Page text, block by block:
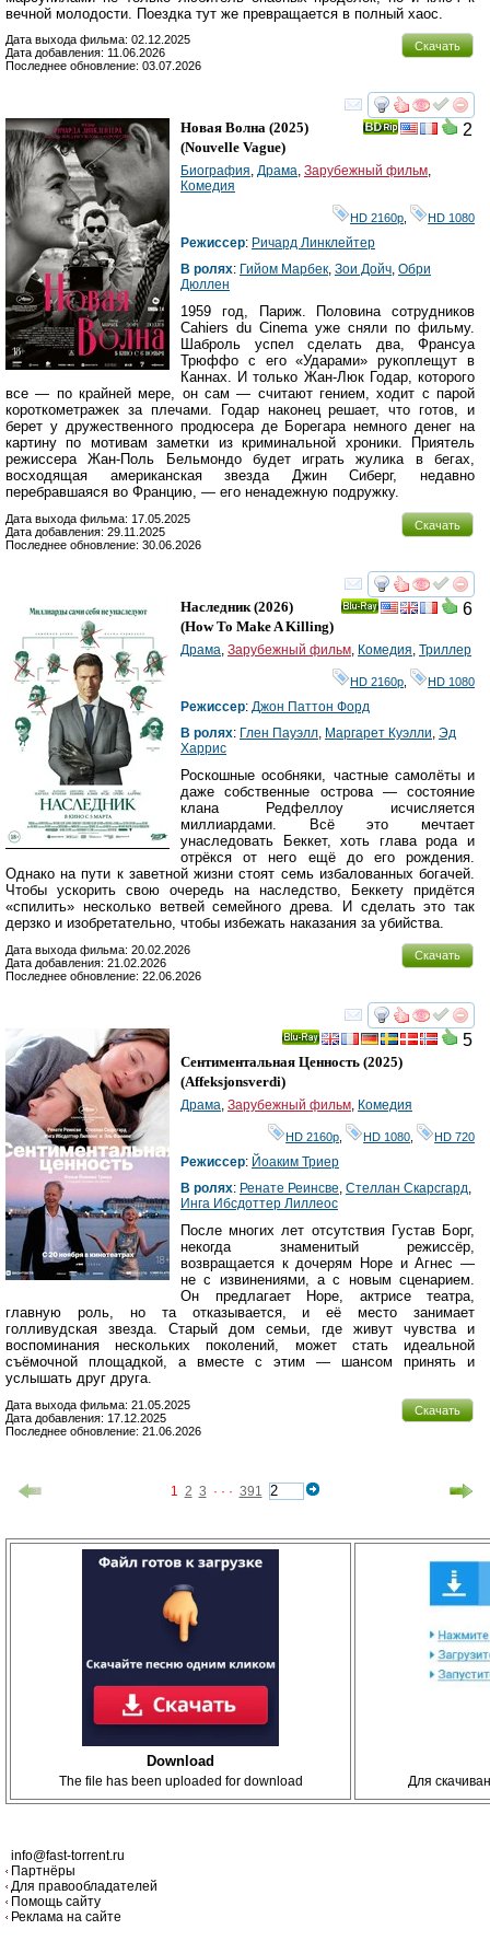
вечной молодости. Поездка тут же превращается в полный хаос.
Скачать
Дата выхода фильма: 02.12.2025
Дата добавления: 11.06.2026
Последнее обновление: 03.07.2026
смотреть
2
Новая Волна (2025)
(Nouvelle Vague)
Биография, Драма, Зарубежный фильм,
Комедия
HD 2160р HD 1080
Режиссер: Ричард Линклейтер
В ролях: Гийом Марбек, Зои Дойч, Обри
Дюллен
1959 год, Париж. Половина сотрудников
Cahiers du Cinema уже сняли по фильму.
Шаброль успел сделать два, Франсуа
Трюффо с его «Ударами» рукоплещут в
Каннах. И только Жан-Люк Годар, которого
все — по крайней мере, он сам — считают гением, ходит с парой
короткометражек за плечами. Годар наконец решает, что готов, и
берет у дружественного продюсера де Борегара немного денег на
картину по мотивам заметки из криминальной хроники. Приятель
режиссера Жан-Поль Бельмондо будет играть жулика в бегах,
восходящая американская звезда Джин Сиберг, недавно
перебравшаяся во Францию, — его ненадежную подружку.
Скачать
Дата выхода фильма: 17.05.2025
Дата добавления: 29.11.2025
Последнее обновление: 30.06.2026
смотреть
6
Наследник(2026)
(How To Make A Killing)
Драма, Зарубежный фильм, Комедия, Триллер
HD 2160р HD 1080
Режиссер: Джон Паттон Форд
В ролях: Глен Пауэлл, Маргарет Куэлли, Эд
Харрис
Роскошные особняки, частные самолёты и
даже собственные острова — состояние
клана Редфеллоу исчисляется
миллиардами. Всё это мечтает
унаследовать Беккет, хоть глава рода и
отрёкся от него ещё до его рождения.
Однако на пути к заветной жизни стоят семь избалованных богачей.
Чтобы ускорить свою очередь на наследство, Беккету придётся
«спилить» несколько ветвей семейного древа. И сделать это так
дерзко и изобретательно, чтобы избежать наказания за убийства.
Скачать
Дата выхода фильма: 20.02.2026
Дата добавления: 21.02.2026
Последнее обновление: 22.06.2026
смотреть
5
Сентиментальная Ценность (2025)
(Affeksjonsverdi)
Драма, Зарубежный фильм, Комедия
HD 2160р HD 1080 HD 720
Режиссер: Йоаким Триер
В ролях: Ренате Реинсве, Стеллан Скарсгард,
Инга Ибсдоттер Лиллеос
После многих лет отсутствия Густав Борг,
некогда знаменитый режиссёр,
возвращается к дочерям Норе и Агнес —
не с извинениями, а с новым сценарием.
Он предлагает Норе, актрисе театра,
главную роль, но та отказывается, и её место занимает
голливудская звезда. Старый дом семьи, где живут чувства и
воспоминания нескольких поколений, может стать идеальной
съёмочной площадкой, а вместе с этим — шансом принять и
услышать друг друга.
Скачать
Дата выхода фильма: 21.05.2025
Дата добавления: 17.12.2025
Последнее обновление: 21.06.2026
1 2 3 · · · 391
Download
The file has been uploaded for download Для
info@fast-torrent.ru
Партнёры
Для правообладателей
Помощь сайту
Реклама на сайте